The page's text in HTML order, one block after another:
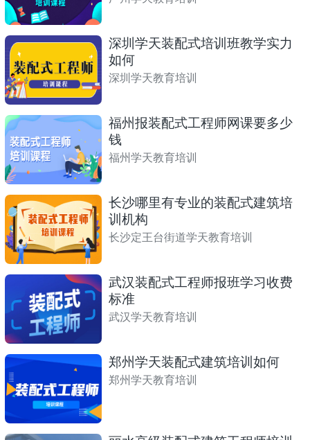
深圳学天装配式培训班教学实力
如何
深圳学天教育培训
福州报装配式工程师网课要多少
钱
福州学天教育培训
长沙哪里有专业的装配式建筑培
训机构
长沙定王台街道学天教育培训
武汉装配式工程师报班学习收费
标准
武汉学天教育培训
郑州学天装配式建筑培训如何
郑州学天教育培训